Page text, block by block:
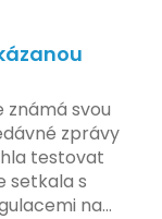
vyvarovat.
známá svou
zprávy
testovat
setkala s
na